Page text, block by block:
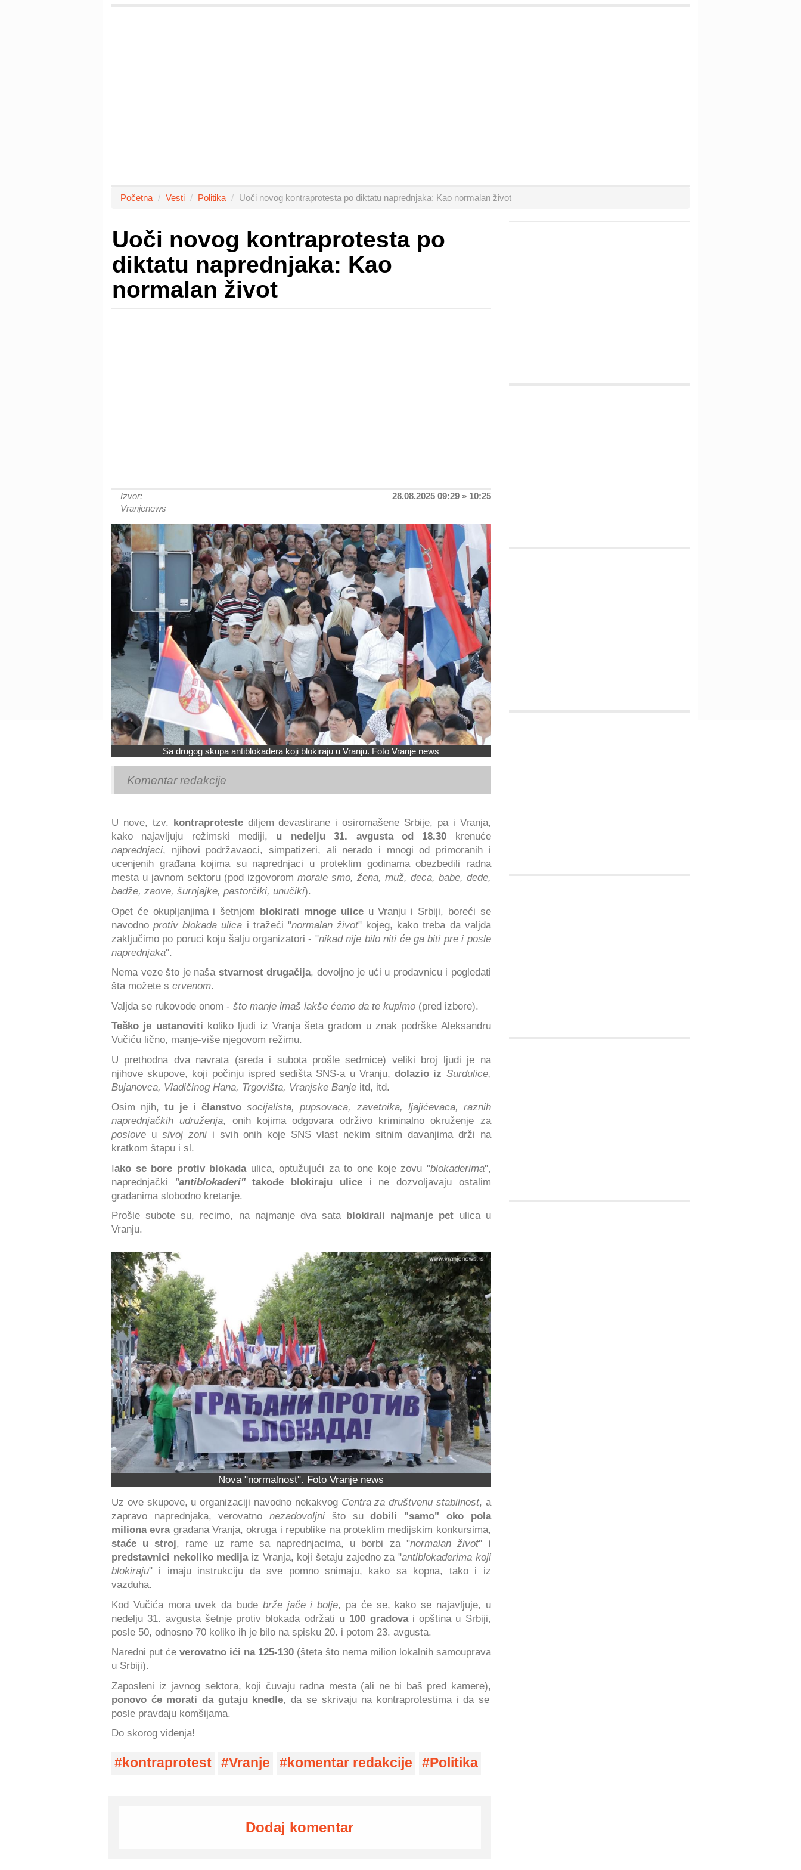
Početna Vesti Politika Uoči novog kontraprotesta po diktatu naprednjaka: Kao normalan život
Uoči novog kontraprotesta po
diktatu naprednjaka: Kao
normalan život
Izvor:
Vranjenews
28.08.2025 09:29 » 10:25
Sa drugog skupa antiblokadera koji blokiraju u Vranju. Foto Vranje news
Komentar redakcije
U nove, tzv. kontraprotestediljem devastirane i osiromašene Srbije, pa i Vranja,
kako najavljuju režimski mediji, u nedelju 31. avgusta od 18.30 krenuće
naprednjaci, njihovi podržavaoci, simpatizeri, ali nerado i mnogi od primoranih i
ucenjenih građana kojima su naprednjaci u proteklim godinama obezbedili radna
mesta u javnom sektoru (pod izgovorom morale smo, žena, muž, deca, babe, dede,
badže, zaove, šurnjajke, pastorčiki, unučiki).
Opet će okupljanjima i šetnjom blokirati mnoge uliceu Vranju i Srbiji, boreći se
navodnoprotiv blokada ulica i tražeći "normalan život" kojeg, kako treba da valjda
zaključimo po poruci koju šalju organizatori - "nikad nije bilo niti će ga biti pre i posle
naprednjaka".
Nema veze što je naša stvarnost drugačija, dovoljno je ući u prodavnicu i pogledati
šta možete s crvenom.
Valjda se rukovode onom - što manje imaš lakše ćemo da te kupimo (pred izbore).
Teško je ustanoviti koliko ljudi iz Vranja šeta gradom u znak podrške Aleksandru
Vučiću lično, manje-više njegovom režimu.
U prethodna dva navrata (sreda i subota prošle sedmice) veliki broj ljudi je na
njihove skupove, koji počinju ispred sedišta SNS-a u Vranju,dolazio iz Surdulice,
Bujanovca, Vladičinog Hana, Trgovišta, Vranjske Banje itd, itd.
Osim njih,tu je i članstvosocijalista, pupsovaca, zavetnika, ljajićevaca, raznih
naprednjačkih udruženja, onih kojima odgovara održivo kriminalno okruženje za
poslove usivoj zoni i svih onih koje SNS vlast nekim sitnim davanjima drži na
kratkom štapu i sl.
Iako se bore protiv blokadaulica, optužujući za to one koje zovu "blokaderima",
naprednjački "antiblokaderi"takođe blokiraju ulice i ne dozvoljavaju ostalim
građanima slobodno kretanje.
Prošle subote su, recimo, na najmanje dva sata
blokirali najmanje pet ulica u
Vranju.
Nova "normalnost". Foto Vranje news
Uz ove skupove, u organizaciji navodno nekakvog Centra za društvenu stabilnost, a
zapravo naprednjaka, verovatnonezadovoljni što sudobili "samo" oko pola
miliona evra građana Vranja, okruga i republike na proteklim medijskim konkursima,
staće u stroj, rame uz rame sa naprednjacima, u borbi za "normalan život" i
predstavnici nekoliko medijaiz Vranja, koji šetaju zajedno za "antiblokaderima koji
blokiraju" i imaju instrukciju da sve pomno snimaju, kako sa kopna, tako i iz
vazduha.
Kod Vučića mora uvek da budebrže jače i bolje, pa će se, kako se najavljuje, u
nedelju 31. avgusta šetnje protiv blokada održati u 100 gradova i opština u Srbiji,
posle 50, odnosno 70 koliko ih je bilo na spisku 20. i potom 23. avgusta.
Naredni put ćeverovatno ići na 125-130 (šteta što nema milion lokalnih samouprava
u Srbiji).
Zaposleni iz javnog sektora, koji čuvaju radna mesta (ali ne bi baš pred kamere),
ponovo će morati da gutaju knedle, da se skrivaju na kontraprotestima i da se
posle pravdaju komšijama.
Do skorog viđenja!
kontraprotest Vranje komentar redakcije Politika
Dodaj komentar